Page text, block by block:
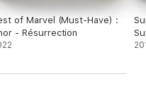
of Marvel (Must-Have) :
- Résurrection